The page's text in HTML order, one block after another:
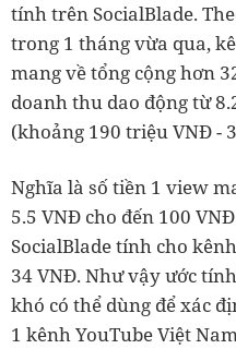
tính trên SocialBlade.
trong 1 tháng vừa qua,
mang về tổng cộng hơn
doanh thu dao động từ
(khoảng 190 triệu VNĐ -
Nghĩa là số tiền 1 view
5.5 VNĐ cho đến 100
SocialBlade tính cho
34 VNĐ. Như vậy ước
khó có thể dùng để xác
1 kênh YouTube Việt